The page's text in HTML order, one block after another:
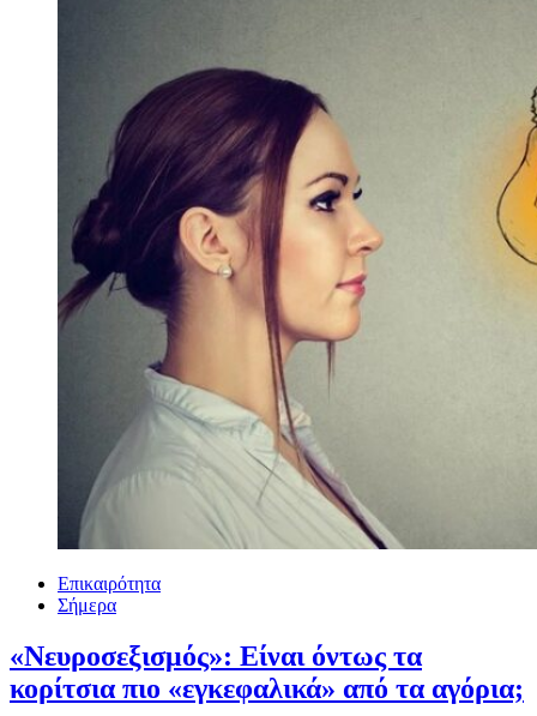
Επικαιρότητα
Σήμερα
«Νευροσεξισμός»: Είναι όντως τα
κορίτσια πιο «εγκεφαλικά» από τα αγόρια;